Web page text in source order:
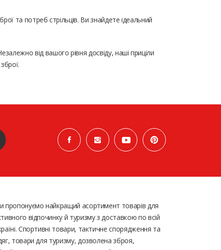
та потреб стрільців. Ви знайдете ідеальний
від вашого рівня досвіду, наші приціли
пропонуємо найкращий асортимент товарів для
відпочинку й туризму з доставкою по всій
Спортивні товари, тактичне спорядження та
товари для туризму, дозволена зброя,